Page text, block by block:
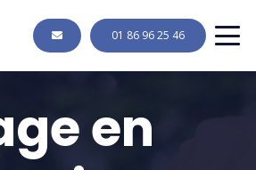
01 86 96 25 46
en